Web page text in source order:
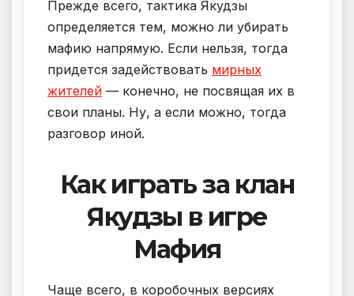
Прежде всего, тактика Якудзы
определяется тем, можно ли убирать
мафию напрямую. Если нельзя, тогда
придется задействовать мирных
жителей — конечно, не посвящая их в
свои планы. Ну, а если можно, тогда
разговор иной.
Как играть за клан
Якудзы в игре
Мафия
Чаще всего, в коробочных версиях